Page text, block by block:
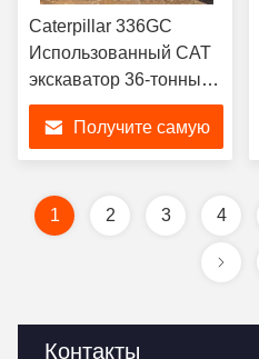
Контакты
Caterpillar 336GC
Использованный CAT
экскаватор 36-тонные
экскаваторы в
идеальном состоянии
Получите самую
1 2 3 4